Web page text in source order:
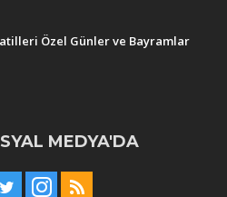
Özel Günler ve Bayramlar
MEDYA'DA